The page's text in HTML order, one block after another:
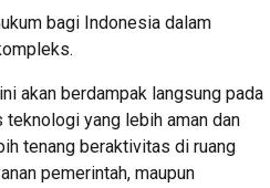
bagi Indonesia dalam
akan berdampak langsung pada
yang lebih aman dan
tenang beraktivitas di ruang
pemerintah, maupun